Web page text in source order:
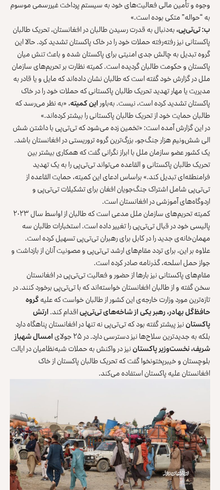
وجوه و تأمین مالی فعالیت‌های خود به سیستم پرداخت غیررسمی موسوم
به “حواله” متکی بوده است.»
ب: تی‌تی‌پی،به‌دنبال به قدرت رسیدن طالبان در افغانستان، تحریک طالبان
پاکستانی نیز رفته‌رفته حملات خود را در خاک پاکستان تشدید کرد. حالا این
گروه تبدیل به چالش جدی امنیتی برای پاکستان شده و باعث تنش میان
پاکستان و حکومت طالبان گردیده است. کمیته نظارت بر تحریم‌های سازمان
ملل در گزارش خود گفته است که طالبان نشان داده‌اند که مایل و یا قادر به
مدیریت یا مهار تهدید تحریک طالبان پاکستانی که حملات خود را در خاک
پاکستان تشدید کرده است، نیست. به‌باوراین کمیته، «به نظر می‌رسد که
طالبان حمایت خود از تحریک طالبان پاکستانی را بیشتر کرده‌اند.»
در این گزارش آمده است: «تخمین زده می‌شود که تی‌تی‌پی با داشتن شش
الی شش‌ونیم هزار جنگ‌جو، بزرگ‌ترین گروه تروریستی در افغانستان باشد.
یک کشور عضو سازمان ملل با ابراز نگرانی گفت که همکاری بیشتر بین
تحریک طالبان پاکستانی و القاعده می‌تواند تی‌تی‌پی را به یک تهدید
فرامنطقه‌ای تبدیل کند.» براساس ادعای این کمیته، حمایت القاعده از
تی‌تی‌پی شامل اشتراک جنگ‌جویان افغان برای تشکیلات تی‌تی‌پی و
اردوگاه‌های آموزشی در افغانستان است.
کمیته تحریم‌های سازمان ملل مدعی است که طالبان از اواسط سال ۲۰۲۳
پالیسی خود در قبال تی‌تی‌پی را تغییر داده است. استخبارات طالبان سه
مهمان‌خانه‌ی جدید را در کابل برای رهبران تی‌تی‌پی تسهیل کرده است.
علاوه بر این، برای تردد مقام‌های ارشد تی‌تی‌پی و مصونیت آنان از بازداشت و
جواز حمل اسلحه، گذرنامه صادر کرده است.
مقام‌های پاکستانی نیز بارها از حضور و فعالیت تی‌تی‌پی در افغانستان
سخن گفته و از طالبان افغانستان خواسته‌اند که با تی‌تی‌پی برخورد کنند. در
تازه‌ترین مورد وزارت خارجه‌ی این کشور از طالبان خواست که علیهگروه
حافظ‌گل بهادر، رهبر یکی از شاخه‌های تی‌تی‌پیاقدام کند.ارتش
پاکستاننیز پیشتر گفته بود که تی‌تی‌پی نه تنها در افغانستان پناهگاه دارد
بلکه به جدیدترین سلاح‌ها نیز دسترسی دارد. در ۲۵ جولای
امسال شهباز
شریف، نخست‌وزیر پاکستاننیز در واکنش به حملات شبه‌نظامیان در ایالت
بلوچستان و خیبرپختونخوا گفت که تحریک طالبان پاکستان از خاک
افغانستان علیه پاکستان استفاده می‌کند.